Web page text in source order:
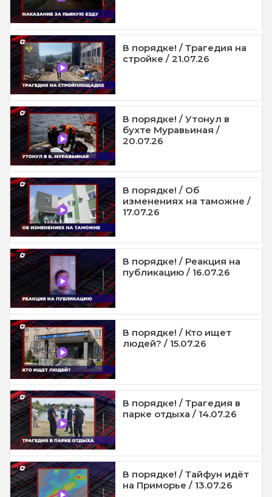
В порядке! / Трагедия на
стройке / 21.07.26
В порядке! / Утонул в
бухте Муравьиная /
20.07.26
В порядке! / Об
изменениях на таможне /
17.07.26
В порядке! / Реакция на
публикацию / 16.07.26
В порядке! / Кто ищет
людей? / 15.07.26
В порядке! / Трагедия в
парке отдыха / 14.07.26
В порядке! / Тайфун идёт
на Приморье / 13.07.26